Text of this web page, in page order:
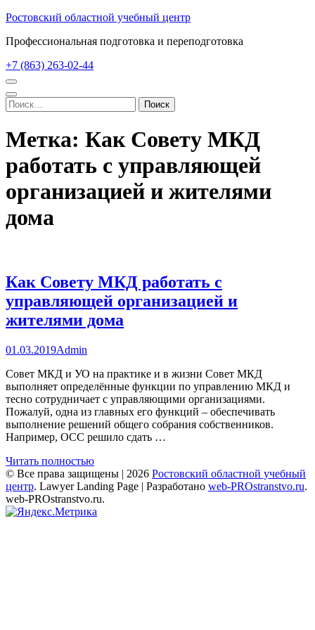
Перейти
содержимому
Enter)
Ростовский областной учебный центр
Профессиональная подготовка и переподготовка
+7 (863) 263-02-44
Найти:
Метка: Как Совету МКД
работать с управляющей
организацией и жителями
дома
Как Совету МКД работать с
управляющей организацией и
жителями дома
01.03.2019Admin
Совет МКД и УО на практике и в жизни Совет МКД
выполняет определённые функции по управлению МКД и
тесно сотрудничает с управляющими организациями.
Пожалуй, одна из главных его функций – обеспечивать
выполнение решений общего собрания собственников.
Например, ОСС решило сдать …
Читать полностью
© Все права защищены | 2026 Ростовский областной учебный
центр. Lawyer Landing Page | Разработано web-PROstranstvo.ru.
web-PROstranstvo.ru.